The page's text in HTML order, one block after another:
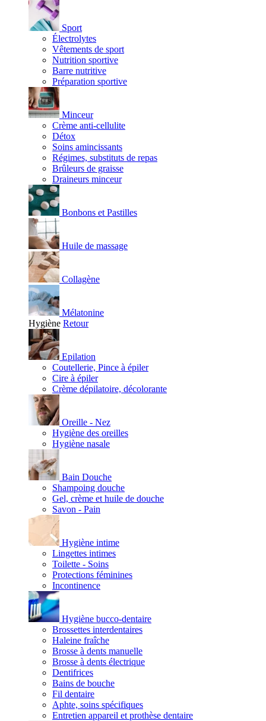
Sport
Électrolytes
Vêtements de sport
Nutrition sportive
Barre nutritive
Préparation sportive
Minceur
Crème anti-cellulite
Détox
Soins amincissants
Régimes, substituts de repas
Brûleurs de graisse
Draineurs minceur
Bonbons et Pastilles
Huile de massage
Collagène
Mélatonine
Hygiène Retour
Epilation
Coutellerie, Pince à épiler
Cire à épiler
Crème dépilatoire, décolorante
Oreille - Nez
Hygiène des oreilles
Hygiène nasale
Bain Douche
Shampoing douche
Gel, crème et huile de douche
Savon - Pain
Hygiène intime
Lingettes intimes
Toilette - Soins
Protections féminines
Incontinence
Hygiène bucco-dentaire
Brossettes interdentaires
Haleine fraîche
Brosse à dents manuelle
Brosse à dents électrique
Dentifrices
Bains de bouche
Fil dentaire
Aphte, soins spécifiques
Entretien appareil et prothèse dentaire